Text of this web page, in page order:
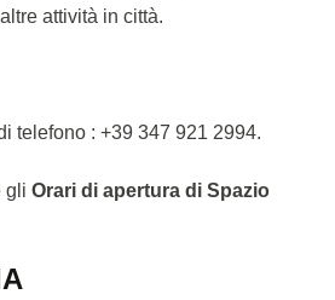
attività in città.
telefono : +39 347 921 2994.
gli Orari di apertura di Spazio